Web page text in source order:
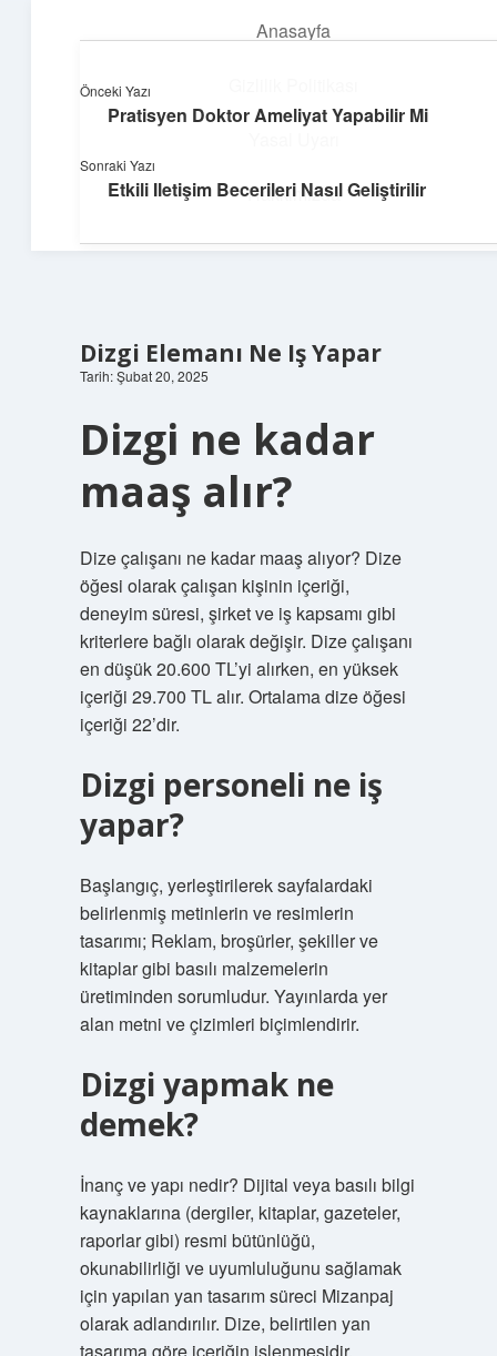
Anasayfa
Hakkımızda
Huzurlu Yaşam Tüyoları
Hayatına ferahlık katan öneriler!
Dizgi Elemanı Ne Iş Yapar
Tarih: Şubat 20, 2025
Dizgi ne kadar
maaş alır?
Dize çalışanı ne kadar maaş alıyor? Dize
öğesi olarak çalışan kişinin içeriği,
deneyim süresi, şirket ve iş kapsamı gibi
kriterlere bağlı olarak değişir. Dize çalışanı
en düşük 20.600 TL’yi alırken, en yüksek
içeriği 29.700 TL alır. Ortalama dize öğesi
içeriği 22’dir.
Dizgi personeli ne iş
yapar?
Başlangıç, yerleştirilerek sayfalardaki
belirlenmiş metinlerin ve resimlerin
tasarımı; Reklam, broşürler, şekiller ve
kitaplar gibi basılı malzemelerin
üretiminden sorumludur. Yayınlarda yer
alan metni ve çizimleri biçimlendirir.
Dizgi yapmak ne
demek?
İnanç ve yapı nedir? Dijital veya basılı bilgi
kaynaklarına (dergiler, kitaplar, gazeteler,
raporlar gibi) resmi bütünlüğü,
okunabilirliği ve uyumluluğunu sağlamak
için yapılan yan tasarım süreci Mizanpaj
olarak adlandırılır. Dize, belirtilen yan
Önceki Yazı
Pratisyen Doktor Ameliyat Yapabilir Mi
Sonraki Yazı
Etkili Iletişim Becerileri Nasıl Geliştirilir